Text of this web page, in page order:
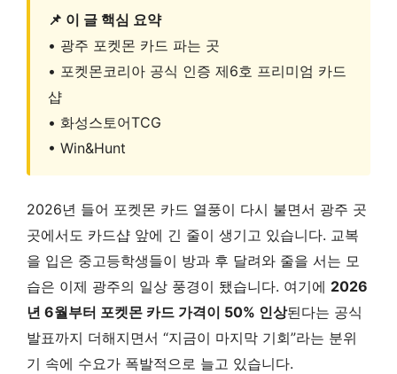
📌 이 글 핵심 요약
• 광주 포켓몬 카드 파는 곳
• 포켓몬코리아 공식 인증 제6호 프리미엄 카드
샵
• 화성스토어TCG
• Win&Hunt
2026년 들어 포켓몬 카드 열풍이 다시 불면서 광주 곳
곳에서도 카드샵 앞에 긴 줄이 생기고 있습니다. 교복
을 입은 중고등학생들이 방과 후 달려와 줄을 서는 모
습은 이제 광주의 일상 풍경이 됐습니다. 여기에 2026
년 6월부터 포켓몬 카드 가격이 50% 인상된다는 공식
발표까지 더해지면서 “지금이 마지막 기회”라는 분위
기 속에 수요가 폭발적으로 늘고 있습니다.